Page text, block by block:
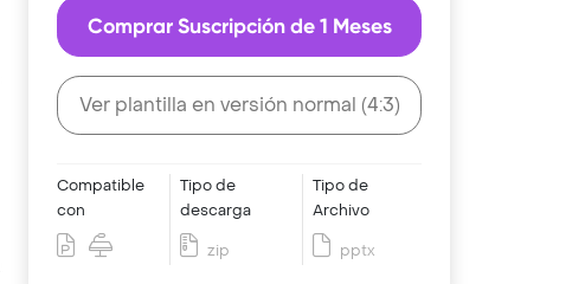
Comprar Suscripción de 1 Meses
Ver plantilla en versión normal (4:3)
Compatible
con
Tipo de
descarga
zip
Tipo de
Archivo
pptx